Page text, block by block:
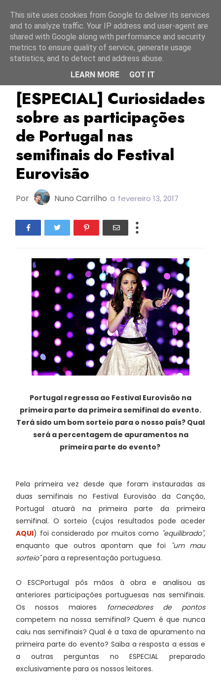
Especial Portugal
[ESPECIAL] Curiosidades
sobre as participações
de Portugal nas
semifinais do Festival
Eurovisão
Por Nuno Carrilho a fevereiro 13, 2017
Portugal regressa ao Festival Eurovisão na
primeira parte da primeira semifinal do evento.
Terá sido um bom sorteio para o nosso país? Qual
será a percentagem de apuramentos na
primeira parte do evento?
Pela primeira vez desde que foram instauradas as
duas semifinais no Festival Eurovisão da Canção,
Portugal atuará na primeira parte da primeira
semifinal. O sorteio (cujos resultados pode aceder
AQUI) foi considerado por muitos como "equilibrado",
enquanto que outros apontam que foi
"um mau
sorteio"para a representação portuguesa.
O ESCPortugal pôs mãos à obra e analisou as
anteriores participações portuguesas nas semifinais.
Os nossos maiores fornecedores de pontos
competem na nossa semifinal? Quem é que nunca
caiu nas semifinais? Qual é a taxa de apuramento na
primeira parte do evento? Saiba a resposta a essas e
a outras perguntas no ESPECIAL preparado
exclusivamente para os nossos leitores.
This site uses cookies from Google to deliver its services
and to analyze traffic. Your IP address and user-agent are
shared with Google along with performance and security
metrics to ensure quality of service, generate usage
statistics, and to detect and address abuse.
LEARN MORE
GOT IT